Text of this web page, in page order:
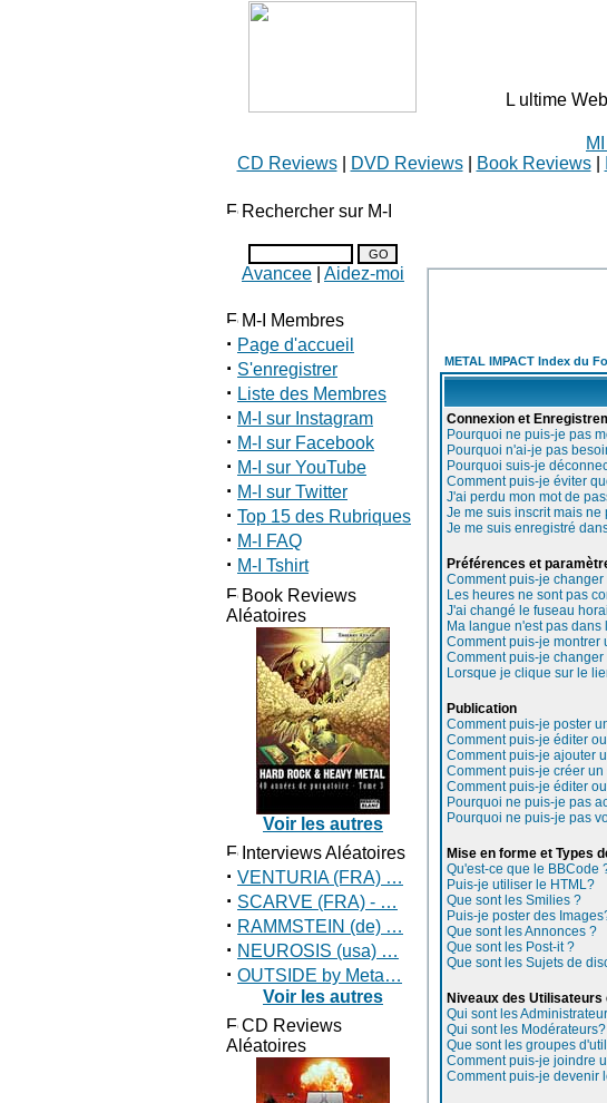
L ultime
CD Reviews| DVD Reviews| Book Reviews|
Rechercher sur M-I
Avancee Aidez-moi
M-I Membres
· Page d'accueil
· S'enregistrer
· Liste des Membres
· M-I sur Instagram
· M-I sur Facebook
· M-I sur YouTube
· M-I sur Twitter
· Top 15 des Rubriques
· M-I FAQ
· M-I Tshirt
Book Reviews
Aléatoires
Voir les autres
Interviews Aléatoires
· VENTURIA (FRA) …
· SCARVE (FRA) - …
· RAMMSTEIN (de) …
· NEUROSIS (usa) …
· OUTSIDE by Meta…
Voir les autres
CD Reviews
Aléatoires
METAL IMPACT Index du
Connexion et
Pourquoi ne puis-je pas
Pourquoi n'ai-je pas
Pourquoi suis-je
Comment puis-je éviter
J'ai perdu mon mot de
Je me suis inscrit mais
Je me suis enregistré
Préférences et
Comment puis-je
Les heures ne sont pas
J'ai changé le fuseau
Ma langue n'est pas dans
Comment puis-je montrer
Comment puis-je changer
Lorsque je clique sur le
Publication
Comment puis-je poster
Comment puis-je éditer
Comment puis-je ajouter
Comment puis-je créer
Comment puis-je éditer
Pourquoi ne puis-je pas
Pourquoi ne puis-je pas
Mise en forme et Types
Qu'est-ce que le BBCode
Puis-je utiliser le HTML?
Que sont les Smilies ?
Puis-je poster des
Que sont les Annonces ?
Que sont les Post-it ?
Que sont les Sujets de
Niveaux des Utilisateurs
Qui sont les
Qui sont les Modérateurs?
Que sont les groupes
Comment puis-je joindre
Comment puis-je devenir